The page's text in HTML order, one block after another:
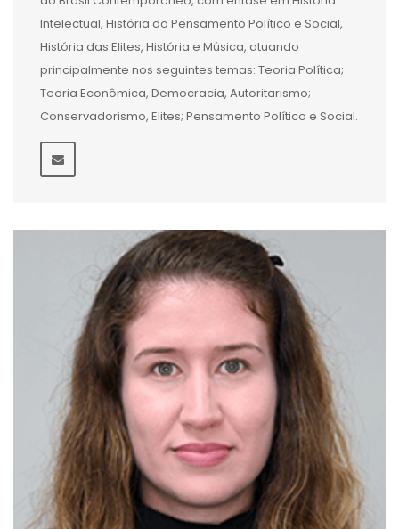
Intelectual, História do Pensamento Político e Social,
História das Elites, História e Música, atuando
principalmente nos seguintes temas: Teoria Política;
Teoria Econômica, Democracia, Autoritarismo;
Conservadorismo, Elites; Pensamento Político e Social.